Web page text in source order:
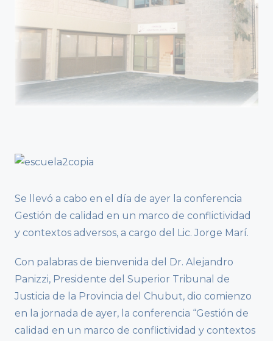
Se llevó a cabo en el día de ayer la conferencia
Gestión de calidad en un marco de conflictividad
y contextos adversos, a cargo del Lic. Jorge Marí.
Con palabras de bienvenida del Dr. Alejandro
Panizzi, Presidente del Superior Tribunal de
Justicia de la Provincia del Chubut, dio comienzo
en la jornada de ayer, la conferencia “Gestión de
calidad en un marco de conflictividad y contextos